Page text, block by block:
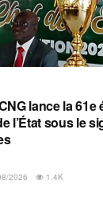
lance la
l’État sous le
2026 1.4K